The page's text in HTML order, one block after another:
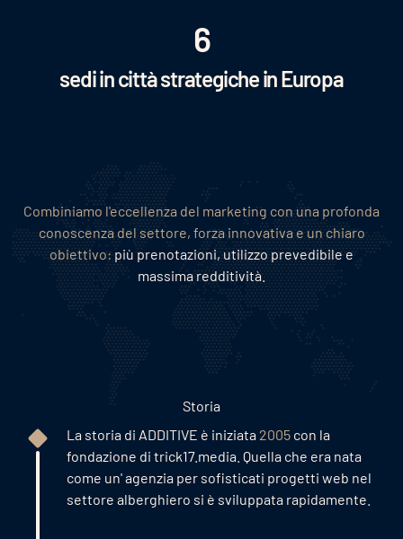
6
sedi in città strategiche in Europa
Combiniamo l'eccellenza del marketing con una profonda
conoscenza del settore, forza innovativa e un chiaro
obiettivo: più prenotazioni, utilizzo prevedibile e
massima redditività.
Storia
La storia di ADDITIVE è iniziata 2005con la
fondazione di trick17.media. Quella che era nata
come un' agenzia per sofisticati progetti web nel
settore alberghiero si è sviluppata rapidamente.